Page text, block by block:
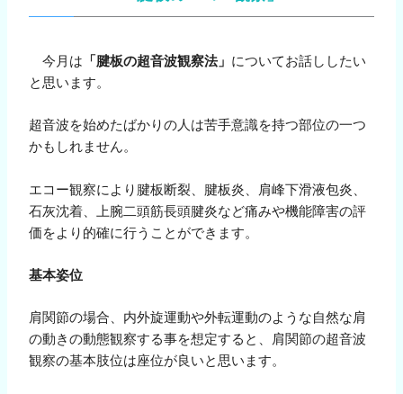
今月は 「腱板の超音波観察法」 についてお話ししたい
と思います。
超音波を始めたばかりの人は苦手意識を持つ部位の一つ
かもしれません。
エコー観察により腱板断裂、腱板炎、肩峰下滑液包炎、
石灰沈着、上腕二頭筋長頭腱炎など痛みや機能障害の評
価をより的確に行うことができます。
基本姿位
肩関節の場合、内外旋運動や外転運動のような自然な肩
の動きの動態観察する事を想定すると、肩関節の超音波
観察の基本肢位は座位が良いと思います。